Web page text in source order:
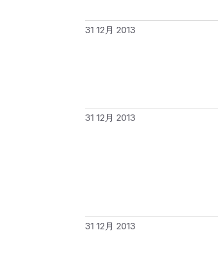
31 12月 2013
31 12月 2013
31 12月 2013